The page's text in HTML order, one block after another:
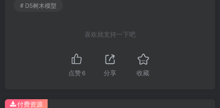
# D5树木模型
喜欢就支持一下吧
点赞6 分享 收藏
付费资源